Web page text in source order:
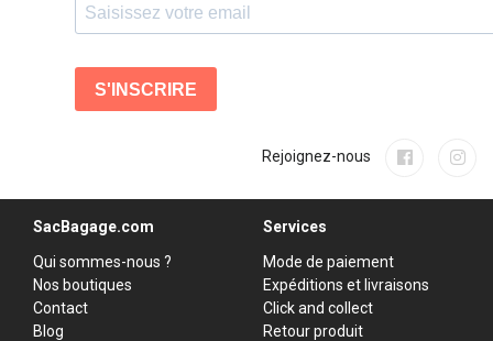
Rejoignez-nous
SacBagage.com
Qui sommes-nous ?
Nos boutiques
Contact
Blog
Services
Mode de paiement
Expéditions et livraisons
Click and collect
Retour produit